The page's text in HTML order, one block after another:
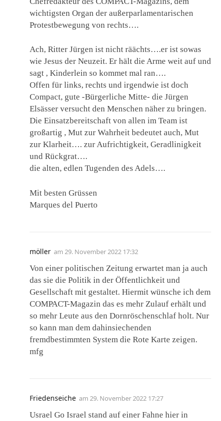
wichtigsten Organ der außerparlamentarischen
Protestbewegung von rechts….
Ach, Ritter Jürgen ist nicht räächts….er ist sowas
wie Jesus der Neuzeit. Er hält die Arme weit auf und
sagt , Kinderlein so kommet mal ran….
Offen für links, rechts und irgendwie ist doch
Compact, gute -Bürgerliche Mitte- die Jürgen
Elsässer versucht den Menschen näher zu bringen.
Die Einsatzbereitschaft von allen im Team ist
großartig , Mut zur Wahrheit bedeutet auch, Mut
zur Klarheit…. zur Aufrichtigkeit, Geradlinigkeit
und Rückgrat….
die alten, edlen Tugenden des Adels….
Mit besten Grüssen
Marques del Puerto
möller am 29. November 2022 17:32
Von einer politischen Zeitung erwartet man ja auch
das sie die Politik in der Öffentlichkeit und
Gesellschaft mit gestaltet. Hiermit wünsche ich dem
COMPACT-Magazin das es mehr Zulauf erhält und
so mehr Leute aus den Dornröschenschlaf holt. Nur
so kann man dem dahinsiechenden
fremdbestimmten System die Rote Karte zeigen.
mfg
Friedenseiche am 29. November 2022 17:27
Usrael Go Israel stand auf einer Fahne hier in